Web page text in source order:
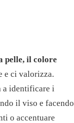
pelle, il colore
e ci valorizza.
a identificare i
il viso e facendo
o accentuare